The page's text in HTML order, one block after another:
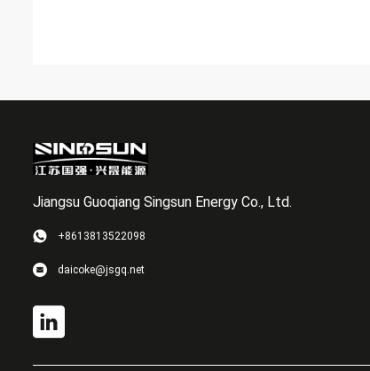
Jiangsu Guoqiang Singsun Energy Co., Ltd.
+8613813522098
daicoke@jsgq.net